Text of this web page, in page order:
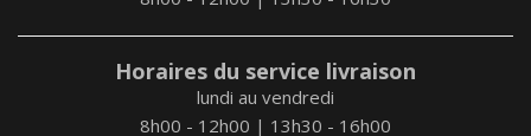
Horaires du service livraison
lundi au vendredi
8h00 - 12h00 | 13h30 - 16h00